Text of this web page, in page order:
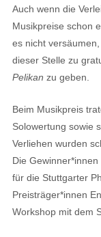
Auch wenn die
Musikpreise schon
es nicht
dieser Stelle zu
Pelikan zu geben.
Beim Musikpreis
Solowertung sowie
Verliehen wurden
Die
für die Stuttgarter
Preisträger*innen
Workshop mit dem